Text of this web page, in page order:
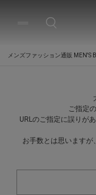
メンズファッション通販 MEN'S
ご指定
URLのご指定に誤りが
お手数とは思いますが